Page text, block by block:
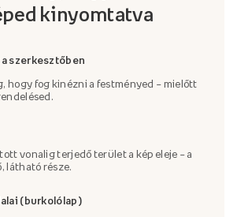
kinyomtatva
szerkesztőben
hogy fog kinézni a festményed – mielőtt
vonalig terjedő terület a kép eleje – a
látható része.
(burkolólap)